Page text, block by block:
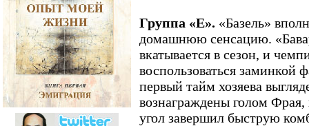
Группа «Е». «Базель»
домашнюю сенсацию.
вкатывается в сезон, и
воспользоваться заминкой
первый тайм хозяева
вознаграждены голом
угол завершил быструю